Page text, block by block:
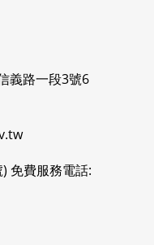
義路一段3號6
免費服務電話: